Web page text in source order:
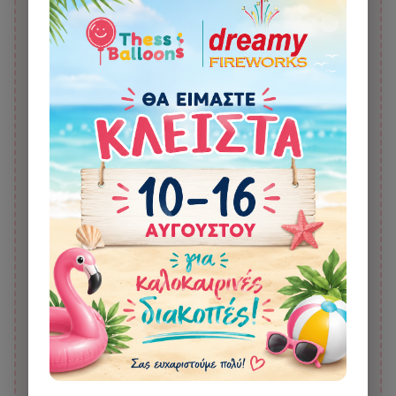
Μπαλόνι Foil 36" Μπουκάλι
Σαμπάνιας Bride to Be
6,00 €
12,00 €
Μπαλόνι Foil 18" Στρόγγυλο
Mr Χρυσό με Λευκά Γράμματα
4,00 €
6,00 €